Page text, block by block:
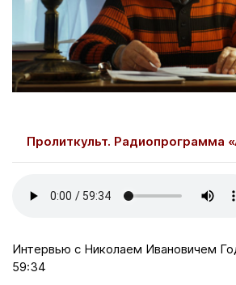
Пролиткульт. Радиопрограмма
Интервью с Николаем Ивановичем
59:34